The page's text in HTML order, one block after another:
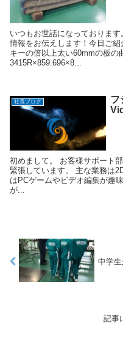
いつもお世話になっておりま
情報をお伝えします！今日ご
キーの倍以上太い60mmの板
3415R×859.696×8...
社長ブログ
フ
初めまして。 お客様サポート
緊張しています。 主な業務は
はPCゲームやビデオ編集が趣
が...
中学生
記事